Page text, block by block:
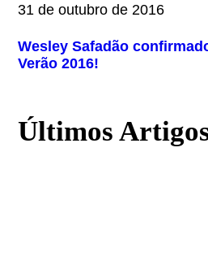
31 de outubro de 2016
Wesley Safadão
Verão 2016!
Últimos